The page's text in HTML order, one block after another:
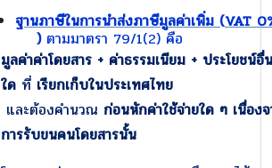
ฐานภาษีในการนำส่งภาษีมูลค่าเพิ่ม (VAT
) ตามมาตรา 79/1(2) คือ
มูลค่าค่าโดยสาร + ค่าธรรมเนียม + ประโยชน์อื่น
ใด ที่ เรียกเก็บในประเทศไทย
และต้องคำนวณ ก่อนหักค่าใช้จ่ายใด ๆ เนื่อง
การรับขนคนโดยสารนั้น